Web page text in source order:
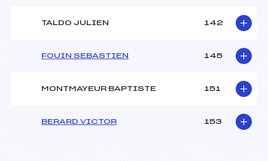
TALDO JULIEN 142
FOUIN SEBASTIEN 145
MONTMAYEUR BAPTISTE 151
BERARD VICTOR 153